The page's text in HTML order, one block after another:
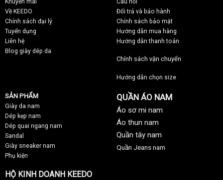
Về KEEDO
Chính sách đại lý
Tuyển dụng
Liên hệ
Blog giày dép da
Đổi trả và bảo hành
Chính sách bảo mật
Hướng dẫn mua hàng
Hướng dẫn thanh toán
Chính sách vận chuyển
Hướng dẫn chọn size
SẢN PHẨM
Giày da nam
Dép kẹp nam
Dép quai ngang nam
Sandal
Giày sneaker nam
Phụ kiện
QUẦN ÁO NAM
Áo sơ mi nam
Áo thun nam
Quần tây nam
Quần Jeans nam
HỘ KINH DOANH KEEDO